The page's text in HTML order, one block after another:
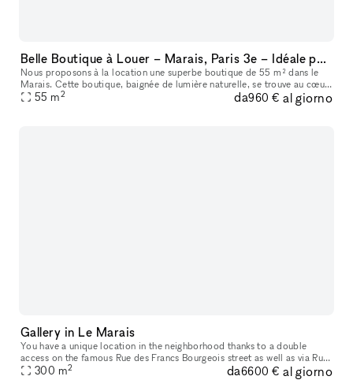
Belle Boutique à Louer – Marais, Paris 3e – Idéale pour Pop-Up Stores et Événements
Nous proposons à la location une superbe boutique de 55 m² dans le
Marais. Cette boutique, baignée de lumière naturelle, se trouve au cœur
du Marais, un quartier très prisé et dynamique. Idéale pou
55 m2 da960 € al giorno
Gallery in Le Marais
You have a unique location in the neighborhood thanks to a double
access on the famous Rue des Francs Bourgeois street as well as via Rue
de Turenne, offering a 300m² space that can divided according
300 m2 da6600 € al giorno